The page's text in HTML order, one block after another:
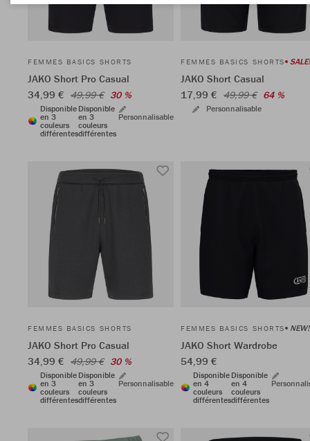
FEMMES BASICS SHORTS
JAKO Short Pro Casual
34,99 € 49,99 € 30 %
Disponible
en 3
couleurs
différentes
Disponible
en 3
couleurs
différentes
Personnalisable
FEMMES BASICS SHORTS SALE!
JAKO Short Casual
17,99 € 49,99 € 64 %
Personnalisable
FEMMES BASICS SHORTS
JAKO Short Pro Casual
34,99 € 49,99 € 30 %
Disponible
en 3
couleurs
différentes
Disponible
en 3
couleurs
différentes
Personnalisable
FEMMES BASICS SHORTS NEW!
JAKO Short Wardrobe
54,99 €
Disponible
en 4
couleurs
différentes
Disponible
en 4
couleurs
différentes